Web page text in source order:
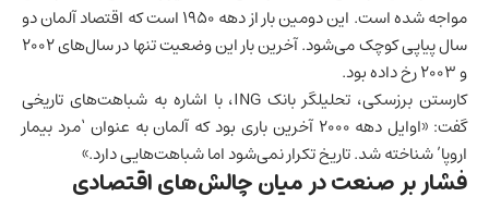
مواجه شده است. این دومین بار از دهه ۱۹۵۰ است که اقتصاد آلمان دو
سال پیاپی کوچک می‌شود. آخرین بار این وضعیت تنها در سال‌های ۲۰۰۲
و ۲۰۰۳ رخ داده بود.
کارستن برزسکی، تحلیلگر بانک ING، با اشاره به شباهت‌های تاریخی
گفت: «اوایل دهه ۲۰۰۰ آخرین باری بود که آلمان به عنوان ‘مرد بیمار
اروپا’ شناخته شد. تاریخ تکرار نمی‌شود اما شباهت‌هایی دارد.»
فشار بر صنعت در میان چالش‌های اقتصادی